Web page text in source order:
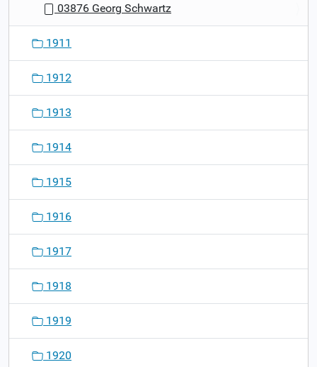
03876 Georg Schwartz
1911
1912
1913
1914
1915
1916
1917
1918
1919
1920